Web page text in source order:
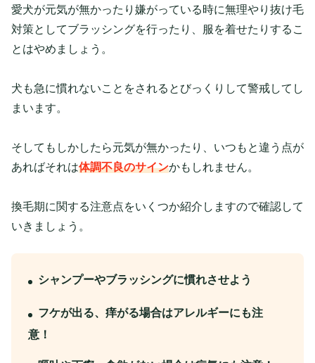
愛犬が元気が無かったり嫌がっている時に無理やり抜け毛
対策としてブラッシングを行ったり、服を着せたりするこ
とはやめましょう。
犬も急に慣れないことをされるとびっくりして警戒してし
まいます。
そしてもしかしたら元気が無かったり、いつもと違う点が
あればそれは体調不良のサインかもしれません。
換毛期に関する注意点をいくつか紹介しますので確認して
いきましょう。
シャンプーやブラッシングに慣れさせよう
フケが出る、痒がる場合はアレルギーにも注
意！